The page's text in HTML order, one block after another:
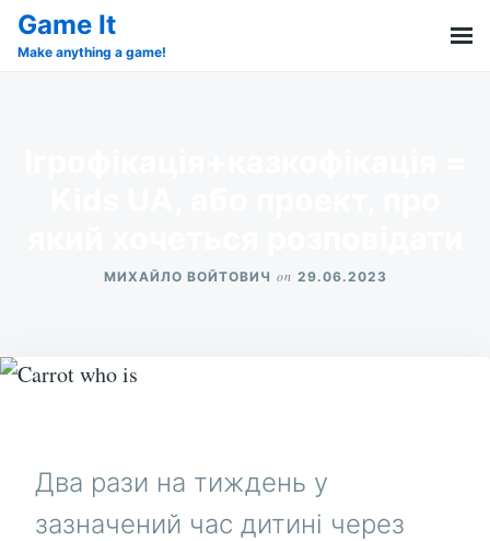
SkipSearch
for:
Game It
Make anything a game!
МИХАЙЛО ВОЙТОВИЧ on 29.06.2023
Два рази на тиждень у
зазначений час дитині через